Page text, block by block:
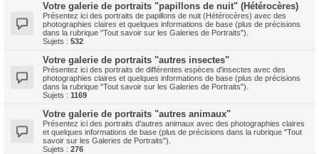
Votre galerie de portraits "papillons de nuit" (Hétérocères)
Présentez ici des portraits de papillons de nuit (Hétérocères) avec des
photographies claires et quelques informations de base (plus de précisions
dans la rubrique "Tout savoir sur les Galeries de Portraits").
Sujets : 532
Votre galerie de portraits "autres insectes"
Présentez ici des portraits de différentes espèces d'insectes avec des
photographies claires et quelques informations de base (plus de précisions
dans la rubrique "Tout savoir sur les Galeries de Portraits").
Sujets : 1169
Votre galerie de portraits "autres animaux"
Présentez ici des portraits d'autres animaux avec des photographies claires
et quelques informations de base (plus de précisions dans la rubrique "Tout
savoir sur les Galeries de Portraits").
Sujets : 276